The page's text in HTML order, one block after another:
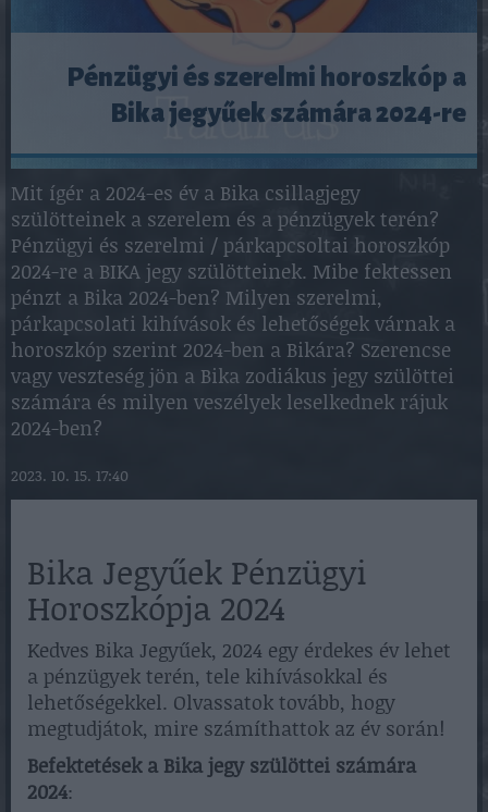
Pénzügyi és szerelmi horoszkóp a
Bika jegyűek számára 2024-re
Mit ígér a 2024-es év a Bika csillagjegy
szülötteinek a szerelem és a pénzügyek terén?
Pénzügyi és szerelmi / párkapcsoltai horoszkóp
2024-re a BIKA jegy szülötteinek. Mibe fektessen
pénzt a Bika 2024-ben? Milyen szerelmi,
párkapcsolati kihívások és lehetőségek várnak a
horoszkóp szerint 2024-ben a Bikára? Szerencse
vagy veszteség jön a Bika zodiákus jegy szülöttei
számára és milyen veszélyek leselkednek rájuk
2024-ben?
2023. 10. 15. 17:40
Bika Jegyűek Pénzügyi
Horoszkópja 2024
Kedves Bika Jegyűek, 2024 egy érdekes év lehet
a pénzügyek terén, tele kihívásokkal és
lehetőségekkel. Olvassatok tovább, hogy
megtudjátok, mire számíthattok az év során!
Befektetések a Bika jegy szülöttei számára
2024: